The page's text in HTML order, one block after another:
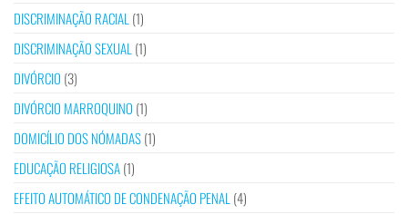
DISCRIMINAÇÃO RACIAL(1)
DISCRIMINAÇÃO SEXUAL(1)
DIVÓRCIO (3)
DIVÓRCIO MARROQUINO (1)
DOMICÍLIO DOS NÓMADAS(1)
EDUCAÇÃO RELIGIOSA(1)
EFEITO AUTOMÁTICO DE CONDENAÇÃO PENAL(4)